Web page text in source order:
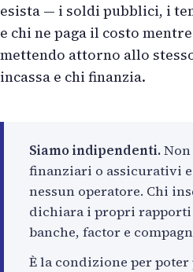
esista — i soldi pubblici, i
e chi ne paga il costo
mettendo attorno allo
incassa e chi finanzia.
Siamo indipendenti.
finanziari o assicurativi
nessun operatore. Chi
dichiara i propri
banche, factor e
È la condizione per